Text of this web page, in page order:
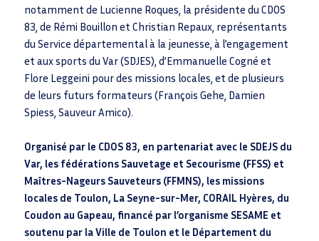
notamment de Lucienne Roques, la présidente du CDOS
83, de Rémi Bouillon et Christian Repaux, représentants
du Service départemental à la jeunesse, à l’engagement
et aux sports du Var (SDJES), d’Emmanuelle Cogné et
Flore Leggeini pour des missions locales, et de plusieurs
de leurs futurs formateurs (François Gehe, Damien
Spiess, Sauveur Amico).
Organisé par le CDOS 83, en partenariat avec le SDEJS du
Var, les fédérations Sauvetage et Secourisme (FFSS) et
Maîtres-Nageurs Sauveteurs (FFMNS), les missions
locales de Toulon, La Seyne-sur-Mer, CORAIL Hyères, du
Coudon au Gapeau, financé par️ l’organisme SESAME et
soutenu par la Ville de Toulon et le Département du